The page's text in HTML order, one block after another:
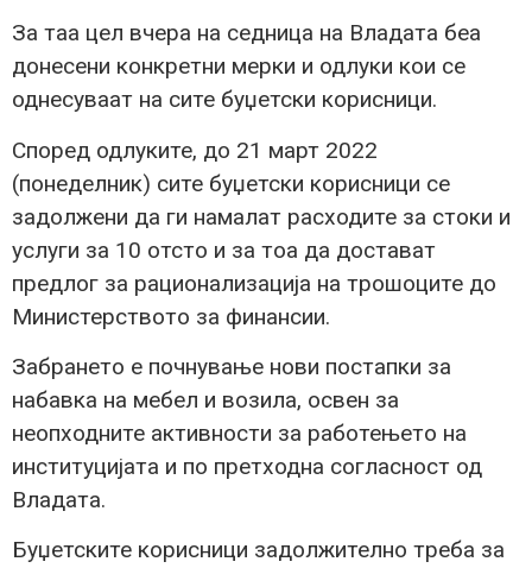
За таа цел вчера на седница на Владата беа
донесени конкретни мерки и одлуки кои се
однесуваат на сите буџетски корисници.
Според одлуките, до 21 март 2022
(понеделник) сите буџетски корисници се
задолжени да ги намалат расходите за стоки и
услуги за 10 отсто и за тоа да достават
предлог за рационализација на трошоците до
Министерството за финансии.
Забрането е почнување нови постапки за
набавка на мебел и возила, освен за
неопходните активности за работењето на
институцијата и по претходна согласност од
Владата.
Буџетските корисници задолжително треба за